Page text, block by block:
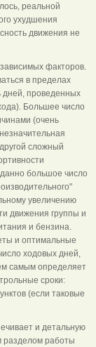
реальной
ухудшения
движения не
факторов.
в пределах
дней, проведенных
Большее число
(очень
сложный
большое число
увеличению
движения группы и
и бензина.
и оптимальные
ходовых дней,
самым определяет
сроки:
(если таковые
и детальную
разделом работы